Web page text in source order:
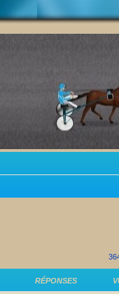
RÉPONSES